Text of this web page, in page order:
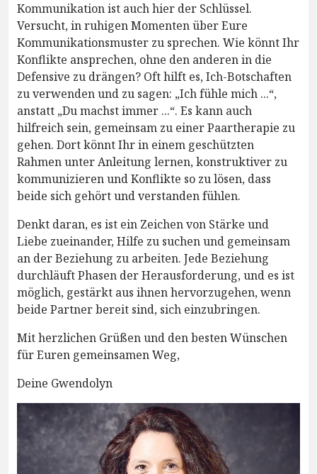
Kommunikation ist auch hier der Schlüssel.
Versucht, in ruhigen Momenten über Eure
Kommunikationsmuster zu sprechen. Wie könnt Ihr
Konflikte ansprechen, ohne den anderen in die
Defensive zu drängen? Oft hilft es, Ich-Botschaften
zu verwenden und zu sagen: „Ich fühle mich ...“,
anstatt „Du machst immer ...“. Es kann auch
hilfreich sein, gemeinsam zu einer Paartherapie zu
gehen. Dort könnt Ihr in einem geschützten
Rahmen unter Anleitung lernen, konstruktiver zu
kommunizieren und Konflikte so zu lösen, dass
beide sich gehört und verstanden fühlen.
Denkt daran, es ist ein Zeichen von Stärke und
Liebe zueinander, Hilfe zu suchen und gemeinsam
an der Beziehung zu arbeiten. Jede Beziehung
durchläuft Phasen der Herausforderung, und es ist
möglich, gestärkt aus ihnen hervorzugehen, wenn
beide Partner bereit sind, sich einzubringen.
Mit herzlichen Grüßen und den besten Wünschen
für Euren gemeinsamen Weg,
Deine Gwendolyn